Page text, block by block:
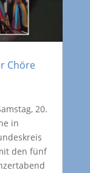
Chöre
20.
in
den fünf